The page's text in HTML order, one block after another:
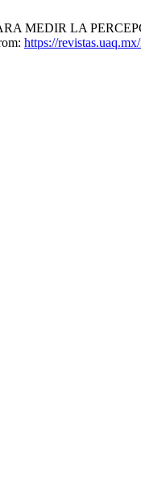
MEDIR LA
https://